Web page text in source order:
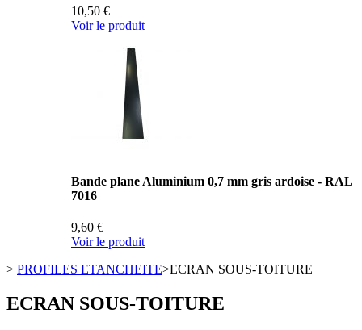
10,50 €
Voir le produit
Bande plane Aluminium 0,7 mm gris ardoise - RAL
7016
9,60 €
Voir le produit
> PROFILES ETANCHEITE>ECRAN SOUS-TOITURE
ECRAN SOUS-TOITURE